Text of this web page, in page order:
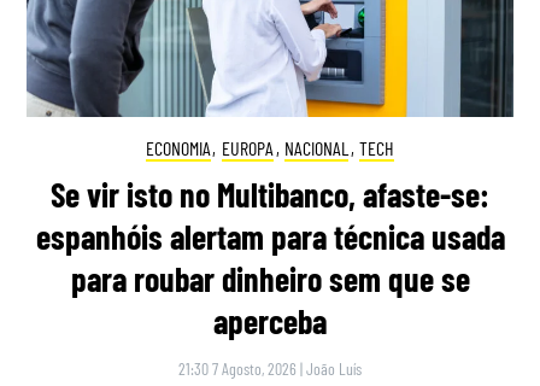
ECONOMIA, EUROPA , NACIONAL , TECH
Se vir isto no Multibanco, afaste-se:
espanhóis alertam para técnica usada
para roubar dinheiro sem que se
aperceba
21:30 7 Agosto, 2026 |João Luís